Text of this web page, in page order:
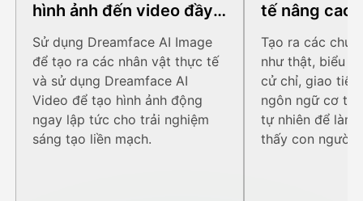
hình ảnh đến video đầy
đủ của AI
Sử dụng Dreamface AI Image
để tạo ra các nhân vật thực tế
và sử dụng Dreamface AI
Video để tạo hình ảnh động
ngay lập tức cho trải nghiệm
sáng tạo liền mạch.
tế nâng cao
Tạo ra các
như thật, biểu
cử chỉ, giao tiếp
ngôn ngữ cơ
tự nhiên để làm
thấy con người